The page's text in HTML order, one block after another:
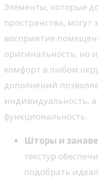
Элементы, которые
пространства,
восприятие
оригинальность, но
комфорт в любом
дополнений
индивидуальность,
функциональность.
Шторы и
текстур
подобрать